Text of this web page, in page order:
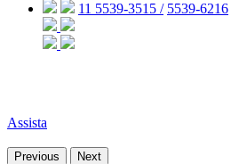
11 5539-3515 / 5539-6216
Assista
Previous Next